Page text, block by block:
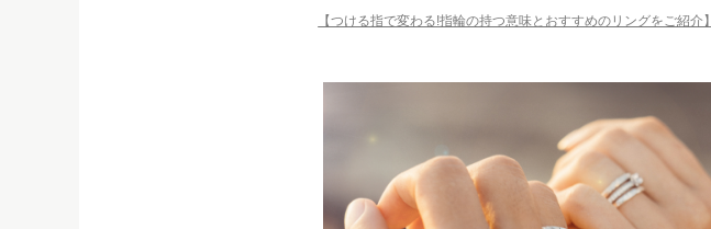
【つける指で変わる!指輪の持つ意味とおすすめのリングをご紹介】